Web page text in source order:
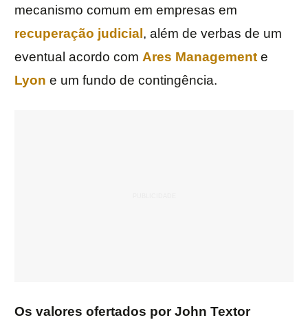
mecanismo comum em empresas em
recuperação judicial , além de verbas de um
eventual acordo com Ares Management e
Lyon e um fundo de contingência.
Os valores ofertados por John Textor